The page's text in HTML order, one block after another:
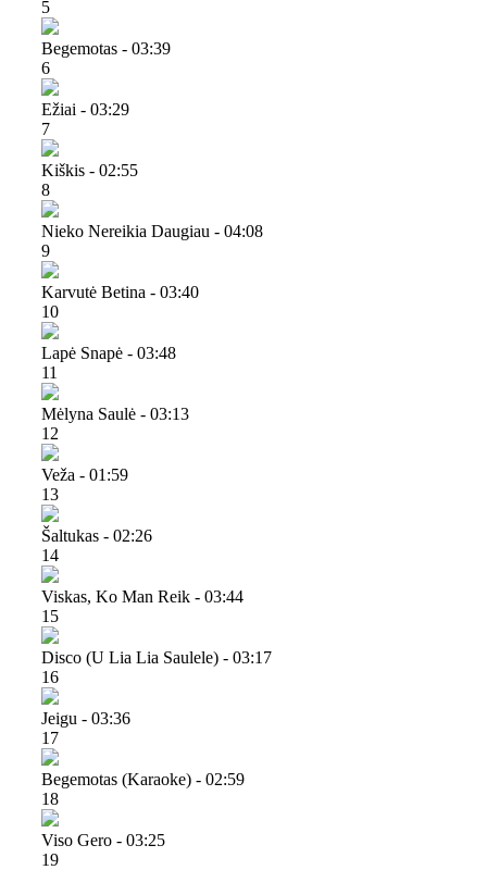
5
Begemotas - 03:39
6
Ežiai - 03:29
7
Kiškis - 02:55
8
Nieko Nereikia Daugiau - 04:08
9
Karvutė Betina - 03:40
10
Lapė Snapė - 03:48
11
Mėlyna Saulė - 03:13
12
Veža - 01:59
13
Šaltukas - 02:26
14
Viskas, Ko Man Reik - 03:44
15
Disco (u Lia Lia Saulele) - 03:17
16
Jeigu - 03:36
17
Begemotas (karaoke) - 02:59
18
Viso Gero - 03:25
19